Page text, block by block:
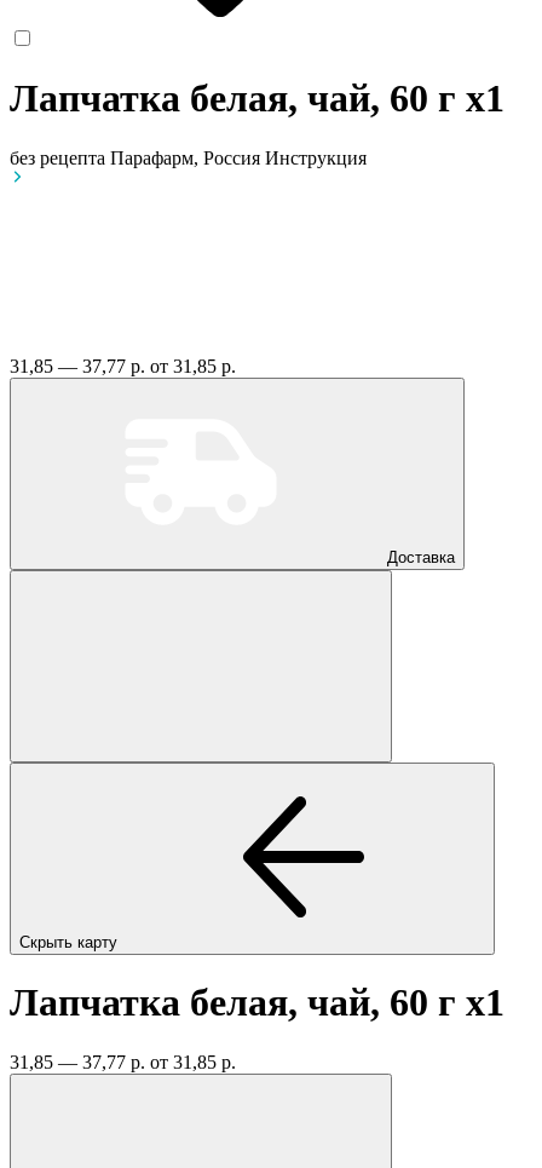
Лапчатка белая, чай, 60 г x1
без рецепта Парафарм, Россия Инструкция
31,85 — 37,77 р. от 31,85 р.
Доставка
Скрыть карту
Лапчатка белая, чай, 60 г x1
31,85 — 37,77 р. от 31,85 р.